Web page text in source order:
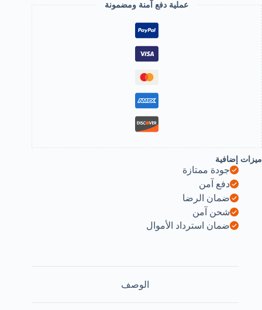
office
Desks
No
Brake
4Cm
-9mm-
B0F9LM5G4T
عملية دفع آمنة ومضمونة
ميزات إضافية
جودة ممتازة
دفع آمن
ضمان الرضا
شحن آمن
ضمان استرداد الأموال
الوصف